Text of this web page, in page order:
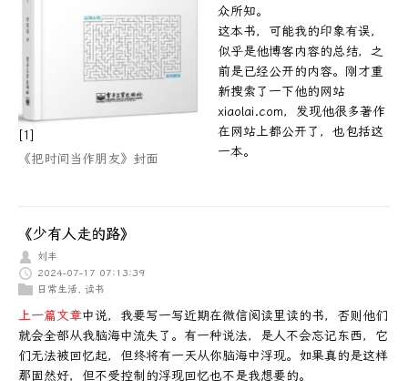
[1]
《把时间当作朋友》封面
众所知。
这本书，可能我的印象有误，
似乎是他博客内容的总结，之
前是已经公开的内容。刚才重
新搜索了一下他的网站
xiaolai.com，发现他很多著作
在网站上都公开了，也包括这
一本。
《少有人走的路》
刘丰
2024-07-17 07:13:39
日常生活, 读书
上一篇文章中说，我要写一写近期在微信阅读里读的书，否则他们
就会全部从我脑海中流失了。有一种说法，是人不会忘记东西，它
们无法被回忆起，但终将有一天从你脑海中浮现。如果真的是这样
那固然好，但不受控制的浮现回忆也不是我想要的。